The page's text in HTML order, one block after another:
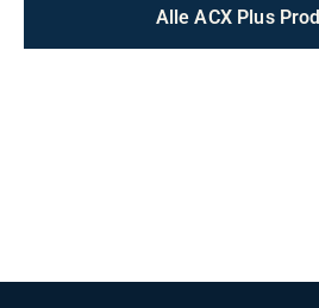
Alle ACX Plus